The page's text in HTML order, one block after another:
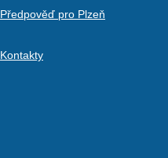
Předpověď pro Plzeň
Kontakty